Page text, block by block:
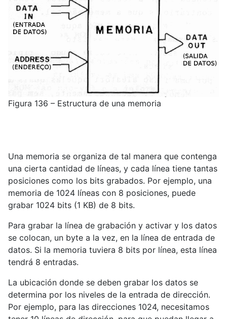
Figura 136 – Estructura de una memoria
Una memoria se organiza de tal manera que contenga
una cierta cantidad de líneas, y cada línea tiene tantas
posiciones como los bits grabados. Por ejemplo, una
memoria de 1024 líneas con 8 posiciones, puede
grabar 1024 bits (1 KB) de 8 bits.
Para grabar la línea de grabación y activar y los datos
se colocan, un byte a la vez, en la línea de entrada de
datos. Si la memoria tuviera 8 bits por línea, esta línea
tendrá 8 entradas.
La ubicación donde se deben grabar los datos se
determina por los niveles de la entrada de dirección.
Por ejemplo, para las direcciones 1024, necesitamos